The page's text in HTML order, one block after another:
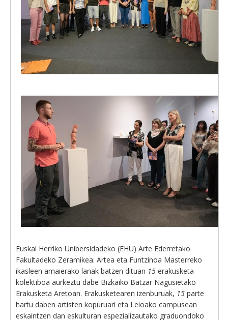
Euskal Herriko Unibersidadeko (EHU) Arte Ederretako
Fakultadeko Zeramikea: Artea eta Funtzinoa Masterreko
ikasleen amaierako lanak batzen dituan 15 erakusketa
kolektiboa aurkeztu dabe Bizkaiko Batzar Nagusietako
Erakusketa Aretoan. Erakusketearen izenburuak, 15 parte
hartu daben artisten kopuruari eta Leioako campusean
eskaintzen dan eskulturan espezializautako graduondoko